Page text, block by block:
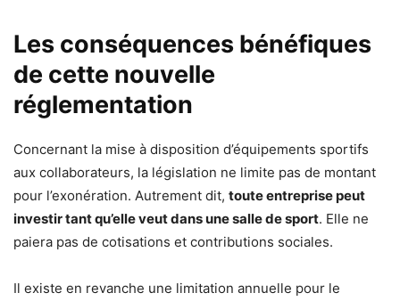
Les conséquences bénéfiques
de cette nouvelle
réglementation
Concernant la mise à disposition d’équipements sportifs
aux collaborateurs, la législation ne limite pas de montant
pour l’exonération. Autrement dit, toute entreprise peut
investir tant qu’elle veut dans une salle de sport. Elle ne
paiera pas de cotisations et contributions sociales.
Il existe en revanche une limitation annuelle pour le